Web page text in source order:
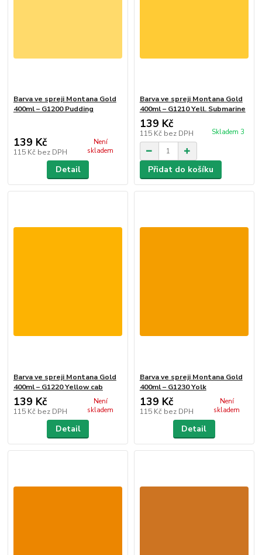
Barva ve spreji Montana Gold
400ml – G1200 Pudding
139 Kč
115 Kč bez DPH
Není
skladem
Detail
Barva ve spreji Montana Gold
400ml – G1210 Yell. Submarine
139 Kč
115 Kč bez DPH Skladem 3
Přidat do košíku
Barva ve spreji Montana Gold
400ml – G1220 Yellow cab
139 Kč
115 Kč bez DPH
Není
skladem
Detail
Barva ve spreji Montana Gold
400ml – G1230 Yolk
139 Kč
115 Kč bez DPH
Není
skladem
Detail